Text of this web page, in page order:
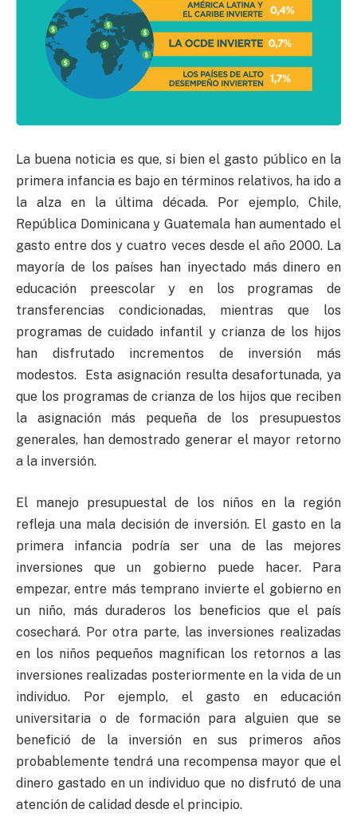
La buena noticia es que, si bien el gasto público en la
primera infancia es bajo en términos relativos, ha ido a
la alza en la última década. Por ejemplo, Chile,
República Dominicana y Guatemala han aumentado el
gasto entre dos y cuatro veces desde el año 2000. La
mayoría de los países han inyectado más dinero en
educación preescolar y en los programas de
transferencias condicionadas, mientras que los
programas de cuidado infantil y crianza de los hijos
han disfrutado incrementos de inversión más
modestos. Esta asignación resulta desafortunada, ya
que los programas de crianza de los hijos que reciben
la asignación más pequeña de los presupuestos
generales, han demostrado generar el mayor retorno
a la inversión.
El manejo presupuestal de los niños en la región
refleja una mala decisión de inversión. El gasto en la
primera infancia podría ser una de las mejores
inversiones que un gobierno puede hacer. Para
empezar, entre más temprano invierte el gobierno en
un niño, más duraderos los beneficios que el país
cosechará. Por otra parte, las inversiones realizadas
en los niños pequeños magnifican los retornos a las
inversiones realizadas posteriormente en la vida de un
individuo. Por ejemplo, el gasto en educación
universitaria o de formación para alguien que se
benefició de la inversión en sus primeros años
probablemente tendrá una recompensa mayor que el
dinero gastado en un individuo que no disfrutó de una
atención de calidad desde el principio.